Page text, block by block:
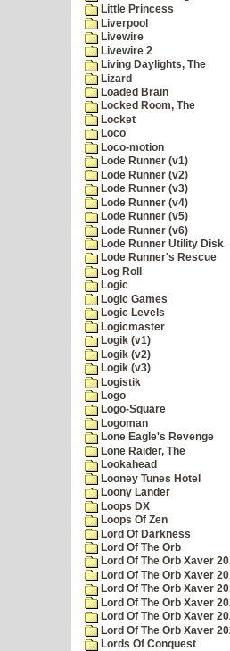
Little Princess
Liverpool
Livewire
Livewire 2
Living Daylights, The
Lizard
Loaded Brain
Locked Room, The
Locket
Loco
Loco-motion
Lode Runner (v1)
Lode Runner (v2)
Lode Runner (v3)
Lode Runner (v4)
Lode Runner (v5)
Lode Runner (v6)
Lode Runner Utility Disk
Lode Runner's Rescue
Log Roll
Logic
Logic Games
Logic Levels
Logicmaster
Logik (v1)
Logik (v2)
Logik (v3)
Logistik
Logo
Logo-Square
Logoman
Lone Eagle's Revenge
Lone Raider, The
Lookahead
Looney Tunes Hotel
Loony Lander
Loops DX
Loops Of Zen
Lord Of Darkness
Lord Of The Orb
Lord Of The Orb Xaver
Lord Of The Orb Xaver
Lord Of The Orb Xaver
Lord Of The Orb Xaver
Lord Of The Orb Xaver
Lord Of The Orb Xaver
Lords Of Conquest